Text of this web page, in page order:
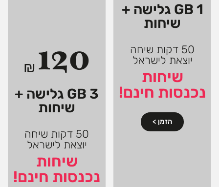
1 GB גלישה +
שיחות
50 דקות שיחה
יוצאת לישראל
שיחות
נכנסות חינם!
הזמן >
120
₪
3 GB גלישה +
שיחות
50 דקות שיחה
יוצאת לישראל
שיחות
נכנסות חינם!